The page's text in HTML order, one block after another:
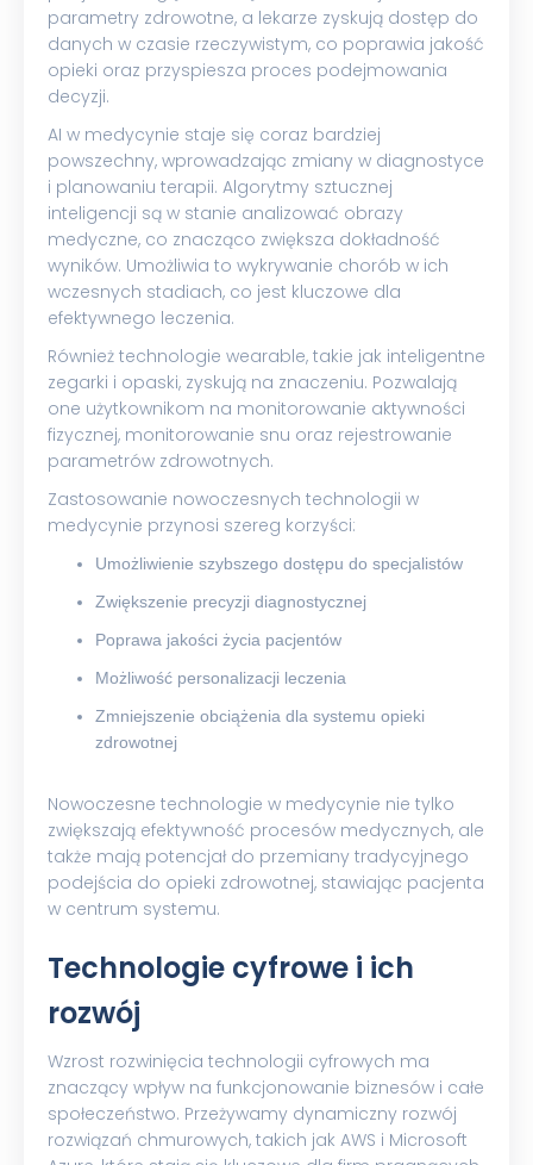
parametry zdrowotne, a lekarze zyskują dostęp do
danych w czasie rzeczywistym, co poprawia jakość
opieki oraz przyspiesza proces podejmowania
decyzji.
AI w medycynie staje się coraz bardziej
powszechny, wprowadzając zmiany w diagnostyce
i planowaniu terapii. Algorytmy sztucznej
inteligencji są w stanie analizować obrazy
medyczne, co znacząco zwiększa dokładność
wyników. Umożliwia to wykrywanie chorób w ich
wczesnych stadiach, co jest kluczowe dla
efektywnego leczenia.
Również technologie wearable, takie jak inteligentne
zegarki i opaski, zyskują na znaczeniu. Pozwalają
one użytkownikom na monitorowanie aktywności
fizycznej, monitorowanie snu oraz rejestrowanie
parametrów zdrowotnych.
Zastosowanie nowoczesnych technologii w
medycynie przynosi szereg korzyści:
Umożliwienie szybszego dostępu do specjalistów
Zwiększenie precyzji diagnostycznej
Poprawa jakości życia pacjentów
Możliwość personalizacji leczenia
Zmniejszenie obciążenia dla systemu opieki
zdrowotnej
Nowoczesne technologie w medycynie nie tylko
zwiększają efektywność procesów medycznych, ale
także mają potencjał do przemiany tradycyjnego
podejścia do opieki zdrowotnej, stawiając pacjenta
w centrum systemu.
Technologie cyfrowe i ich
rozwój
Wzrost rozwinięcia technologii cyfrowych ma
znaczący wpływ na funkcjonowanie biznesów i całe
społeczeństwo. Przeżywamy dynamiczny rozwój
rozwiązań chmurowych, takich jak AWS i Microsoft